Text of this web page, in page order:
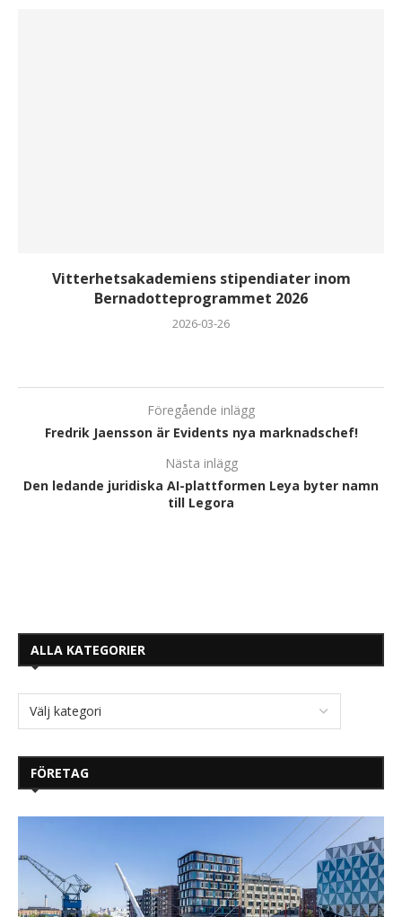
Vitterhetsakademiens stipendiater inom
Bernadotteprogrammet 2026
2026-03-26
Föregående inlägg
Fredrik Jaensson är Evidents nya marknadschef!
Nästa inlägg
Den ledande juridiska AI-plattformen Leya byter namn
till Legora
ALLA KATEGORIER
FÖRETAG